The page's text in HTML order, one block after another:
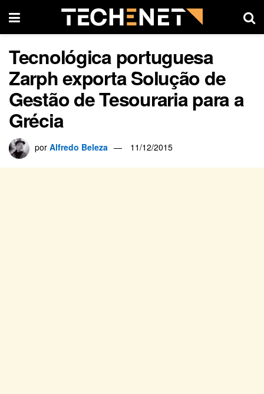
Tecnológica portuguesa
Zarph exporta Solução de
Gestão de Tesouraria para a
Grécia
por Alfredo Beleza 11/12/2015